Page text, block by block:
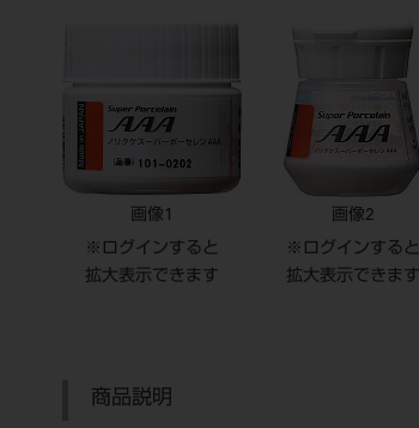
画像1
※ログインすると
拡大表示できます
画像2
※ログインすると
拡大表示できます
商品説明